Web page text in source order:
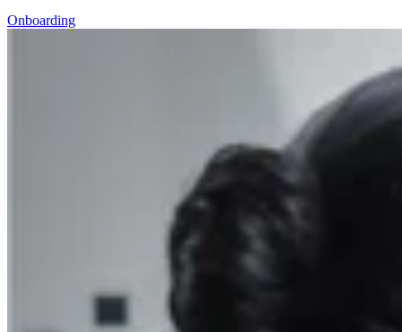
Onboarding